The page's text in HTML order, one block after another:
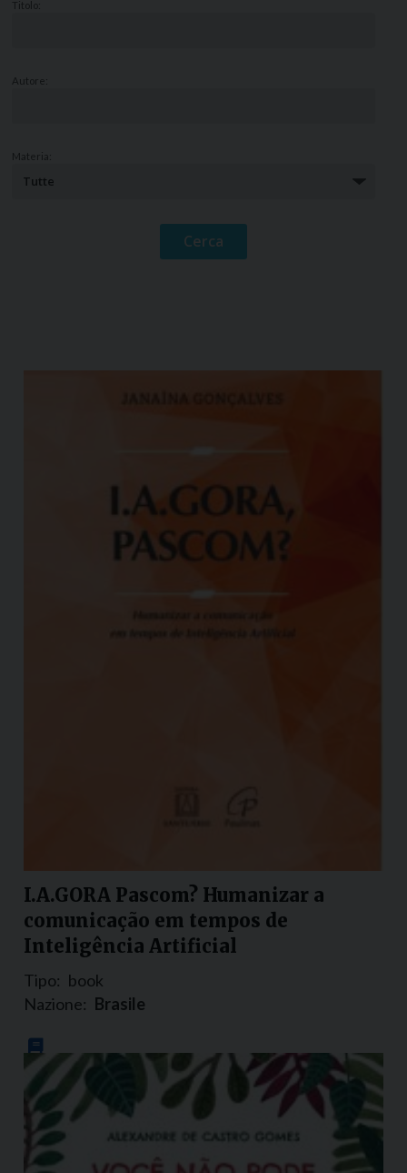
Titolo:
Autore:
Materia:
I.A.GORA Pascom? Humanizar a
comunicação em tempos de
Inteligência Artificial
Tipo: book
Nazione: Brasile